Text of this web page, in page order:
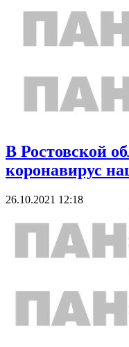
В Ростовской
коронавирус
26.10.2021 12:18